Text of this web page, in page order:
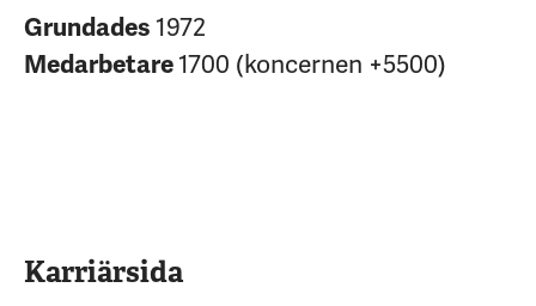
Grundades1972
Medarbetare1700 (koncernen +5500)
Karriärsida